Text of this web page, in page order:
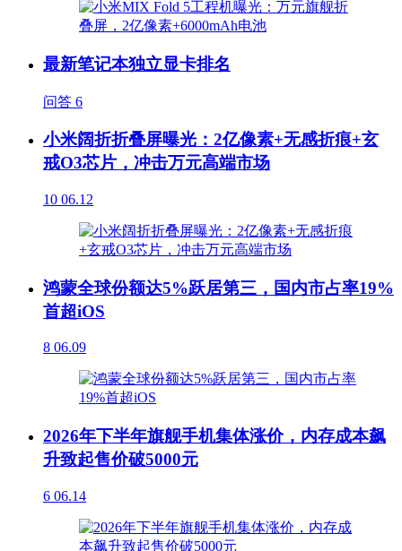
最新笔记本独立显卡排名
问答 6
小米阔折折叠屏曝光：2亿像素+无感折痕+玄
戒O3芯片，冲击万元高端市场
10 06.12
鸿蒙全球份额达5%跃居第三，国内市占率19%
首超iOS
8 06.09
2026年下半年旗舰手机集体涨价，内存成本飙
升致起售价破5000元
6 06.14